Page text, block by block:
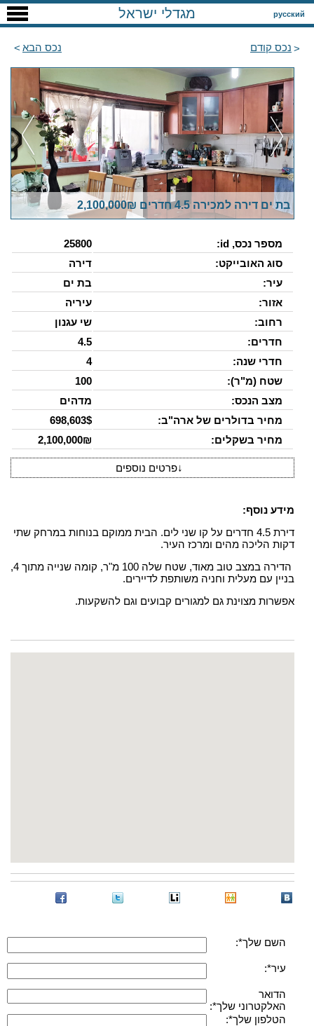
русский מגדלי ישראל
נכס קודם נכס הבא
בת ים דירה למכירה 4.5 חדרים 2,100,000₪
מספר נכס, id:
25800
סוג האובייקט:
דירה
עיר:
בת ים
אזור:
עיריה
רחוב:
שי עגנון
חדרים:
4.5
חדרי שנה:
4
שטח (מ"ר):
100
מצב הנכס:
מדהים
מחיר בדולרים של ארה"ב:
698,603$
מחיר בשקלים:
2,100,000₪
↓פרטים נוספים
מידע נוסף:
דירת 4.5 חדרים על קו שני לים. הבית ממוקם בנוחות במרחק שתי
דקות הליכה מהים ומרכז העיר.
הדירה במצב טוב מאוד, שטח שלה 100 מ"ר, קומה שנייה מתוך 4,
בניין עם מעלית וחניה משותפת לדיירים.
אפשרות מצוינת גם למגורים קבועים וגם להשקעות.
השם שלך*:
עיר*:
הדואר
האלקטרוני שלך*:
הטלפון שלך*: